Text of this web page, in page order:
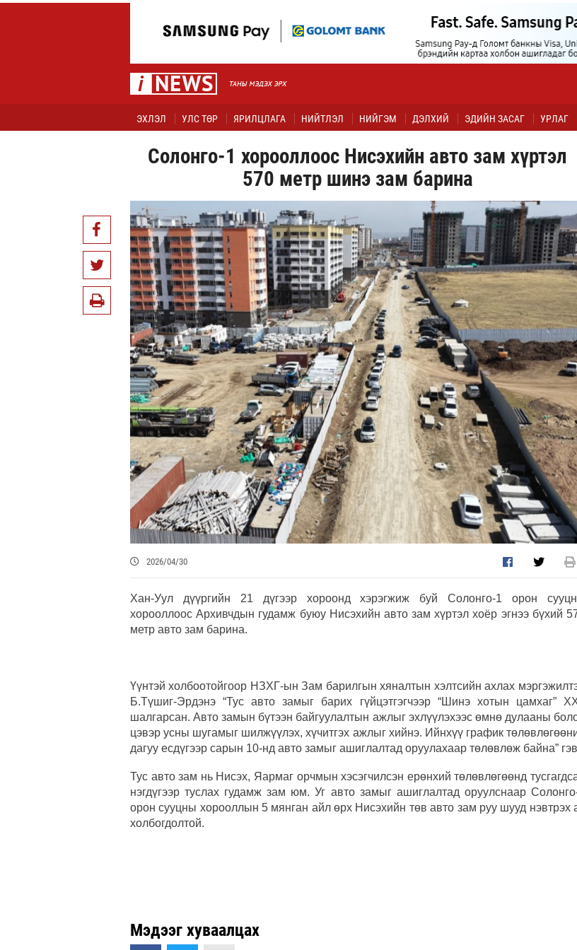
ЭХЛЭЛ УЛС ТӨР ЯРИЛЦЛАГА НИЙТЛЭЛ НИЙГЭМ ДЭЛХИЙ ЭДИЙН ЗАСАГ УРЛАГ
Солонго-1 хорооллоос Нисэхийн авто зам хүртэл
570 метр шинэ зам барина
2026/04/30
Хан-Уул дүүргийн 21 дүгээр хороонд хэрэгжиж буй Солонго-1 орон
хорооллоос Архивчдын гудамж буюу Нисэхийн авто зам хүртэл хоёр эгнээ бүхий
метр авто зам барина.
Үүнтэй холбоотойгоор НЗХГ-ын Зам барилгын хяналтын хэлтсийн ахлах
Б.Түшиг-Эрдэнэ “Тус авто замыг барих гүйцэтгэгчээр “Шинэ хотын цамхаг”
шалгарсан. Авто замын бүтээн байгуулалтын ажлыг эхлүүлэхээс өмнө дулааны
цэвэр усны шугамыг шилжүүлэх, хүчитгэх ажлыг хийнэ. Ийнхүү график
дагуу есдүгээр сарын 10-нд авто замыг ашиглалтад оруулахаар төлөвлөж байна”
Тус авто зам нь Нисэх, Яармаг орчмын хэсэгчилсэн ерөнхий төлөвлөгөөнд
нэгдүгээр туслах гудамж зам юм. Уг авто замыг ашиглалтад оруулснаар
орон сууцны хорооллын 5 мянган айл өрх Нисэхийн төв авто зам руу шууд нэвтрэх
холбогдолтой.
Мэдээг хуваалцах